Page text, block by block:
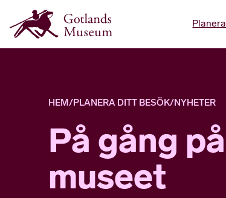
HEM/PLANERA DITT BESÖK/NYHETER
På gång på
museet